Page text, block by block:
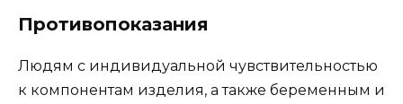
Противопоказания
Людям с индивидуальной чувствительностью
к компонентам изделия, а также беременным и